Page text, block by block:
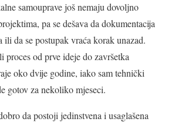
samouprave još nemaju dovoljno
pa se dešava da dokumentacija
ili da se postupak vraća korak unazad.
proces od prve ideje do završetka
oko dvije godine, iako sam tehnički
gotov za nekoliko mjeseci.
da postoji jedinstvena i usaglašena